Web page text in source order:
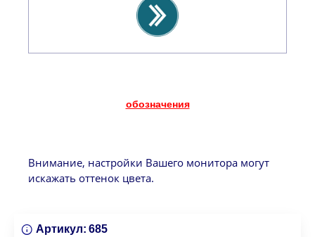
обозначения
Внимание, настройки Вашего монитора могут
искажать оттенок цвета.
Артикул: 685